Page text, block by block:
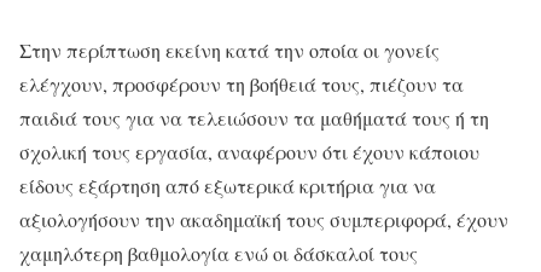
Στην περίπτωση εκείνη κατά την οποία οι γονείς
ελέγχουν, προσφέρουν τη βοήθειά τους, πιέζουν τα
παιδιά τους για να τελειώσουν τα μαθήματά τους ή τη
σχολική τους εργασία, αναφέρουν ότι έχουν κάποιου
είδους εξάρτηση από εξωτερικά κριτήρια για να
αξιολογήσουν την ακαδημαϊκή τους συμπεριφορά, έχουν
χαμηλότερη βαθμολογία ενώ οι δάσκαλοί τους